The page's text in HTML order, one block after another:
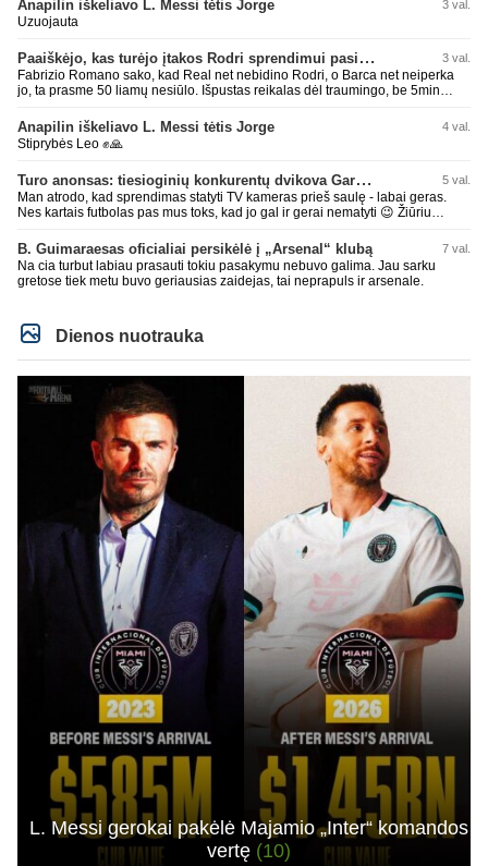
Anapilin iškeliavo L. Messi tėtis Jorge 3 val.
Uzuojauta
Paaiškėjo, kas turėjo įtakos Rodri sprendimui pasirinkti Barselonos pusę 3 val.
Fabrizio Romano sako, kad Real net nebidino Rodri, o Barca net neiperka
jo, ta prasme 50 liamų nesiūlo. Išpustas reikalas dėl traumingo, be 5min
Anapilin iškeliavo L. Messi tėtis Jorge 4 val.
Stiprybės Leo ✊🙏
Turo anonsas: tiesioginių konkurentų dvikova Gargžduose 5 val.
Man atrodo, kad sprendimas statyti TV kameras prieš saulę - labai geras.
Nes kartais futbolas pas mus toks, kad jo gal ir gerai nematyti 😉 Žiūriu
kaip alaus butelys, kurį ką tik išmaukiau. Linkėjimai Tadui (slapyvardžiu „apie
nieką“), kuris kiek girdėjau, įpūtė akis varvinančių transliacijų dvasią 😀
B. Guimaraesas oficialiai persikėlė į „Arsenal“ klubą 7 val.
Na cia turbut labiau prasauti tokiu pasakymu nebuvo galima. Jau sarku
gretose tiek metu buvo geriausias zaidejas, tai neprapuls ir arsenale.
Dienos nuotrauka
L. Messi gerokai pakėlė Majamio „Inter“ komandos
vertę (10)